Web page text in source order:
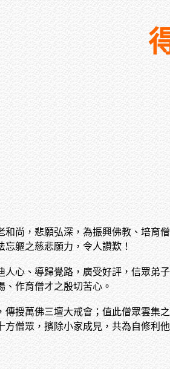
尚，悲願弘深，為振興佛教、培育
軀之慈悲願力，令人讚歎！
人心、導歸覺路，廣受好評，信眾弟
作育僧才之殷切苦心。
傳授萬佛三壇大戒會；值此僧眾雲集
方僧眾，擯除小家成見，共為自修利